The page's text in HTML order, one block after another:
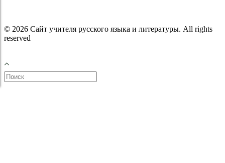
© 2026 Сайт учителя русского языка и литературы. All rights
reserved